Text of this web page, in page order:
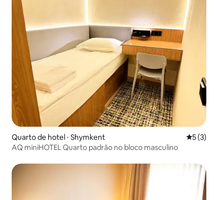
Quarto de hotel ⋅ Shymkent 5 de
5 (3)
AQ miniHOTEL Quarto padrão no bloco masculino